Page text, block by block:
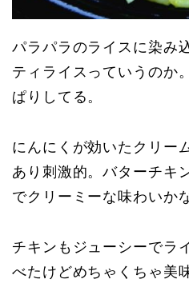
パラパラのライスに染み
ティライスっていうのか
ぱりしてる。
にんにくが効いたクリー
あり刺激的。バターチキ
でクリーミーな味わいかな
チキンもジューシーでラ
べたけどめちゃくちゃ美